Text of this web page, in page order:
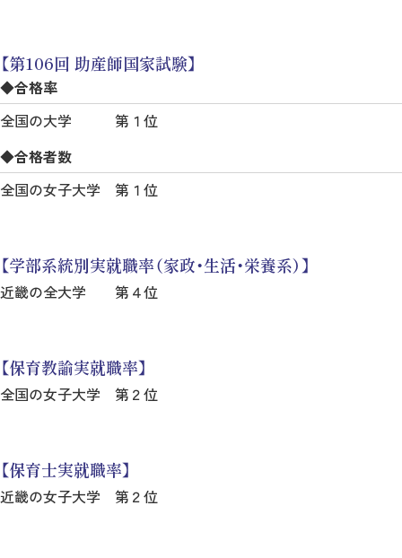
【第106回 助産師国家試験】
◆合格率
全国の大学 第１位
◆合格者数
全国の女子大学 第１位
【学部系統別実就職率（家政・生活・栄養系）】
近畿の全大学 第４位
【保育教諭実就職率】
全国の女子大学 第２位
【保育士実就職率】
近畿の女子大学 第２位